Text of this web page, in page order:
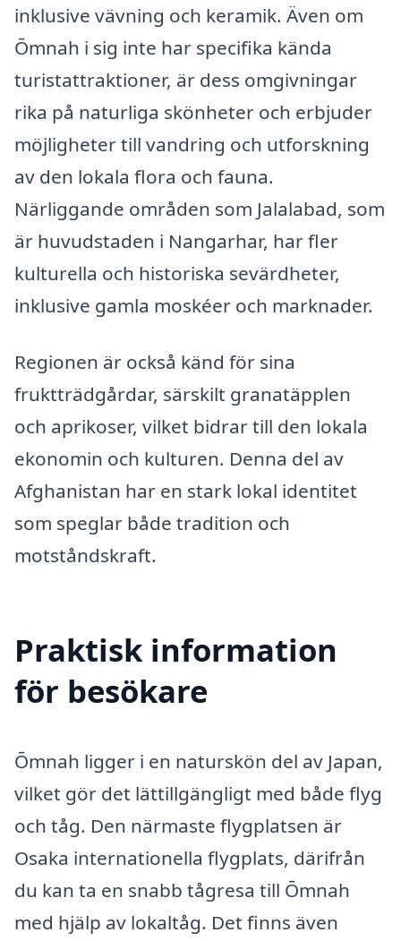
inklusive vävning och keramik. Även om
Ōmnah i sig inte har specifika kända
turistattraktioner, är dess omgivningar
rika på naturliga skönheter och erbjuder
möjligheter till vandring och utforskning
av den lokala flora och fauna.
Närliggande områden som Jalalabad, som
är huvudstaden i Nangarhar, har fler
kulturella och historiska sevärdheter,
inklusive gamla moskéer och marknader.
Regionen är också känd för sina
fruktträdgårdar, särskilt granatäpplen
och aprikoser, vilket bidrar till den lokala
ekonomin och kulturen. Denna del av
Afghanistan har en stark lokal identitet
som speglar både tradition och
motståndskraft.
Praktisk information
för besökare
Ōmnah ligger i en naturskön del av Japan,
vilket gör det lättillgängligt med både flyg
och tåg. Den närmaste flygplatsen är
Osaka internationella flygplats, därifrån
du kan ta en snabb tågresa till Ōmnah
med hjälp av lokaltåg. Det finns även